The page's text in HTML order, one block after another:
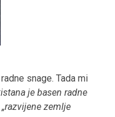
snage. Tada mi
je basen radne
„razvijene zemlje